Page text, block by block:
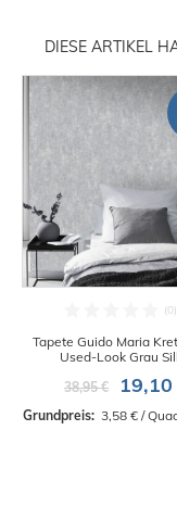
DIESE ARTIKEL
Tapete Guido Maria
Used-Look Grau
38,95 €
Grundpreis: 3,58 € /